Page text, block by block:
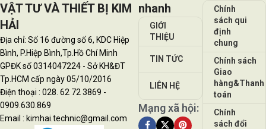
VẬT TƯ VÀ THIẾT BỊ KIM
HẢI
Địa chỉ: Số 16 đường số 6, KDC Hiệp
Bình, P.Hiệp Bình,Tp.Hồ Chí Minh
GPĐK số 0314047224 - Sở KH&ĐT
Tp.HCM cấp ngày 05/10/2016
Điện thoại : 028. 62 72 3869 -
0909.630.869
Email : kimhai.technic@gmail.com
nhanh
GIỚI
THIỆU
TIN TỨC
LIÊN HỆ
Mạng xã hội:
Chính
sách qui
định
chung
Chính sách
Giao
hàng&Thanh
toán
Chính
sách đổi